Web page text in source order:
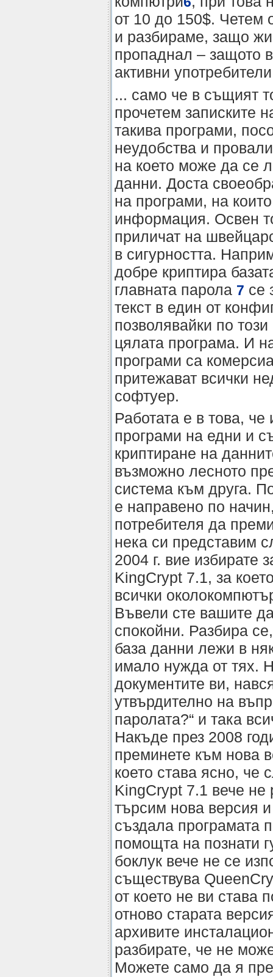
от 10 до 150$. Четем
и разбираме, защо
пропаднал – защото
активни
... само че в същият
прочетем записките
такива програми,
неудобства и
на което може да се
данни. Доста
на програми, на
информация. Освен
приличат на
в сигурността.
добре криптира
главната парола 7 се
текст в един от
позволявайки по
цялата програма. И
програми са
притежават всички
софтуер.
Работата е в това, че
програми на едни и
криптиране на
възможно лесното
система към друга.
е направено по
потребителя да
нека си представим
2004 г. вие избирате
KingCrypt 7.1, за
всички
Въвели сте вашите
спокойни. Разбира
база данни лежи в
имало нужда от тях.
документите ви,
утвърдително на
паролата?“ и така
Накъде през 2008
преминете към нова
което става ясно, че
KingCrypt 7.1 вече
търсим нова версия
създала програмата
помощта на познати
боклук вече не се
съществува
от което не ви става
отново старата
архивите
разбирате, че не
Можете само да я